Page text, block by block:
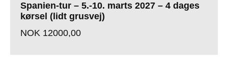
Spanien-tur – 5.-10. marts 2027 – 4 dages
kørsel (lidt grusvej)
NOK 12000,00